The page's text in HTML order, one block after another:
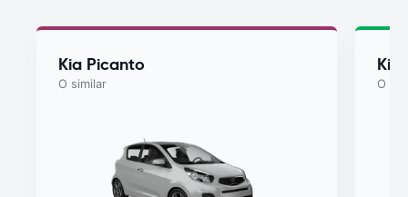
Kia Picanto
O similar
Kia
O